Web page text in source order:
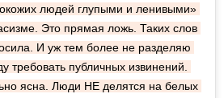
людей глупыми и ленивыми»
Это прямая ложь. Таких слов
И уж тем более не разделяю
требовать публичных извинений.
ясна. Люди НЕ делятся на белых